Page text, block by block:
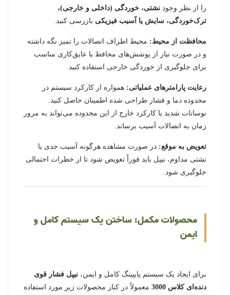
را از نظر وجود نشتی، خوردگی (داخلی و خارجی)،
ترک‌خوردگی، سایش یا آسیب فیزیکی بازرسی کنید.
محافظت از محیط: محیط اطراف اتصالات را تمیز نگه داشته
و در صورت نیاز از پوشش‌های محافظ یا عایق‌کاری مناسب
برای جلوگیری از خوردگی خارجی استفاده کنید.
رعایت پارامترهای عملیاتی: همواره از کارکرد سیستم در
محدوده دما و فشار طراحی شده اطمینان حاصل کنید.
نوسانات شدید یا کارکرد خارج از این محدوده می‌تواند به مرور
زمان به اتصالات آسیب برساند.
تعویض به موقع: در صورت مشاهده هرگونه آسیب جدی یا
نشتی مداوم، نیپل باید فوراً تعویض شود تا از خطرات احتمالی
جلوگیری شود.
محصولات مکمل: ساختن یک سیستم کامل و
ایمن
برای ایجاد یک سیستم پایپینگ کامل و ایمن، نیپل فشار قوی
دنده‌ای کلاس 3000
معمولاً در کنار محصولات زیر مورد استفاده